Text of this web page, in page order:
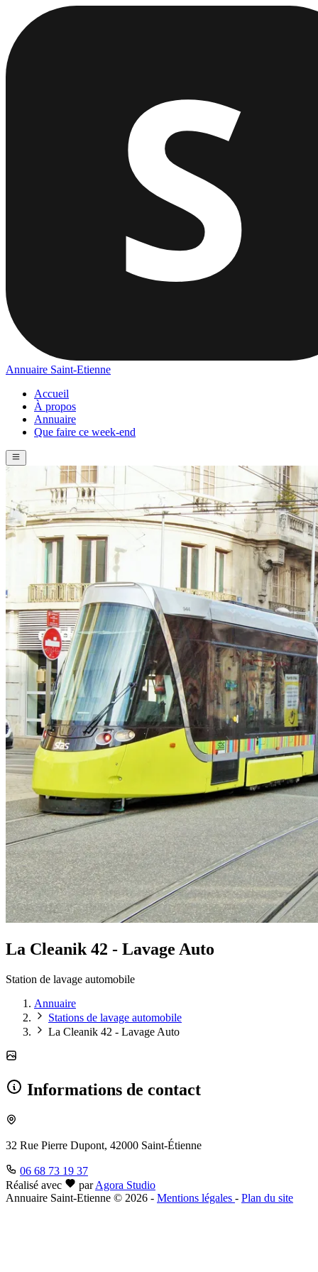
Annuaire Saint-Etienne
Accueil
À propos
Annuaire
Que faire ce week-end
La Cleanik 42 - Lavage Auto
Station de lavage automobile
Annuaire
Stations de lavage automobile
La Cleanik 42 - Lavage Auto
Informations de contact
32 Rue Pierre Dupont, 42000 Saint-Étienne
06 68 73 19 37
Réalisé avec
par Agora Studio
Annuaire Saint-Etienne © 2026 - Mentions légales - Plan du site